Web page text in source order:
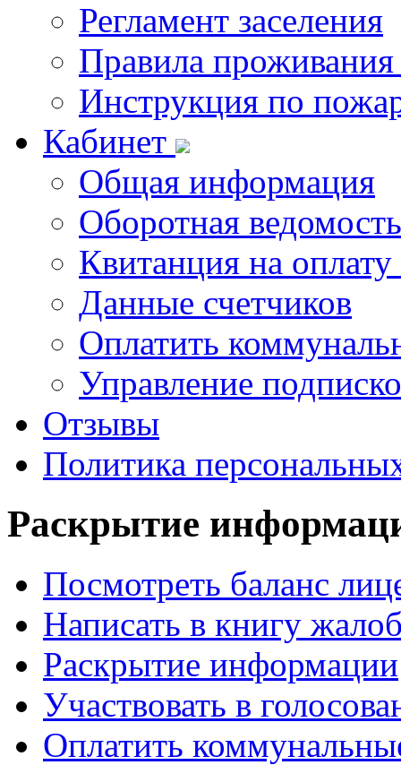
Регламент заселения
Правила
Инструкция по
Кабинет
Общая информация
Оборотная ведомость
Квитанция на
Данные счетчиков
Оплатить
Управление
Отзывы
Политика
Раскрытие
Посмотреть баланс
Написать в книгу
Раскрытие информации
Участвовать в
Оплатить